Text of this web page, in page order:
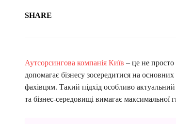
SHARE
Аутсорсингова компанія Київ – це не просто
допомагає бізнесу зосередитися на
фахівцям. Такий підхід особливо
та бізнес-середовищі вимагає максимальної